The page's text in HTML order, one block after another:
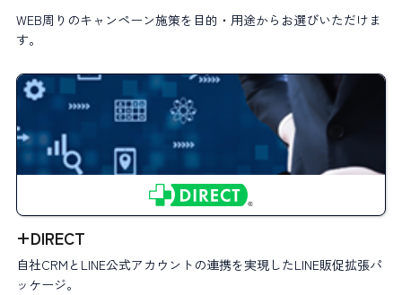
WEB周りのキャンペーン施策を目的・用途からお選びいただけま
す。
+DIRECT
自社CRMとLINE公式アカウントの連携を実現したLINE販促拡張パ
ッケージ。